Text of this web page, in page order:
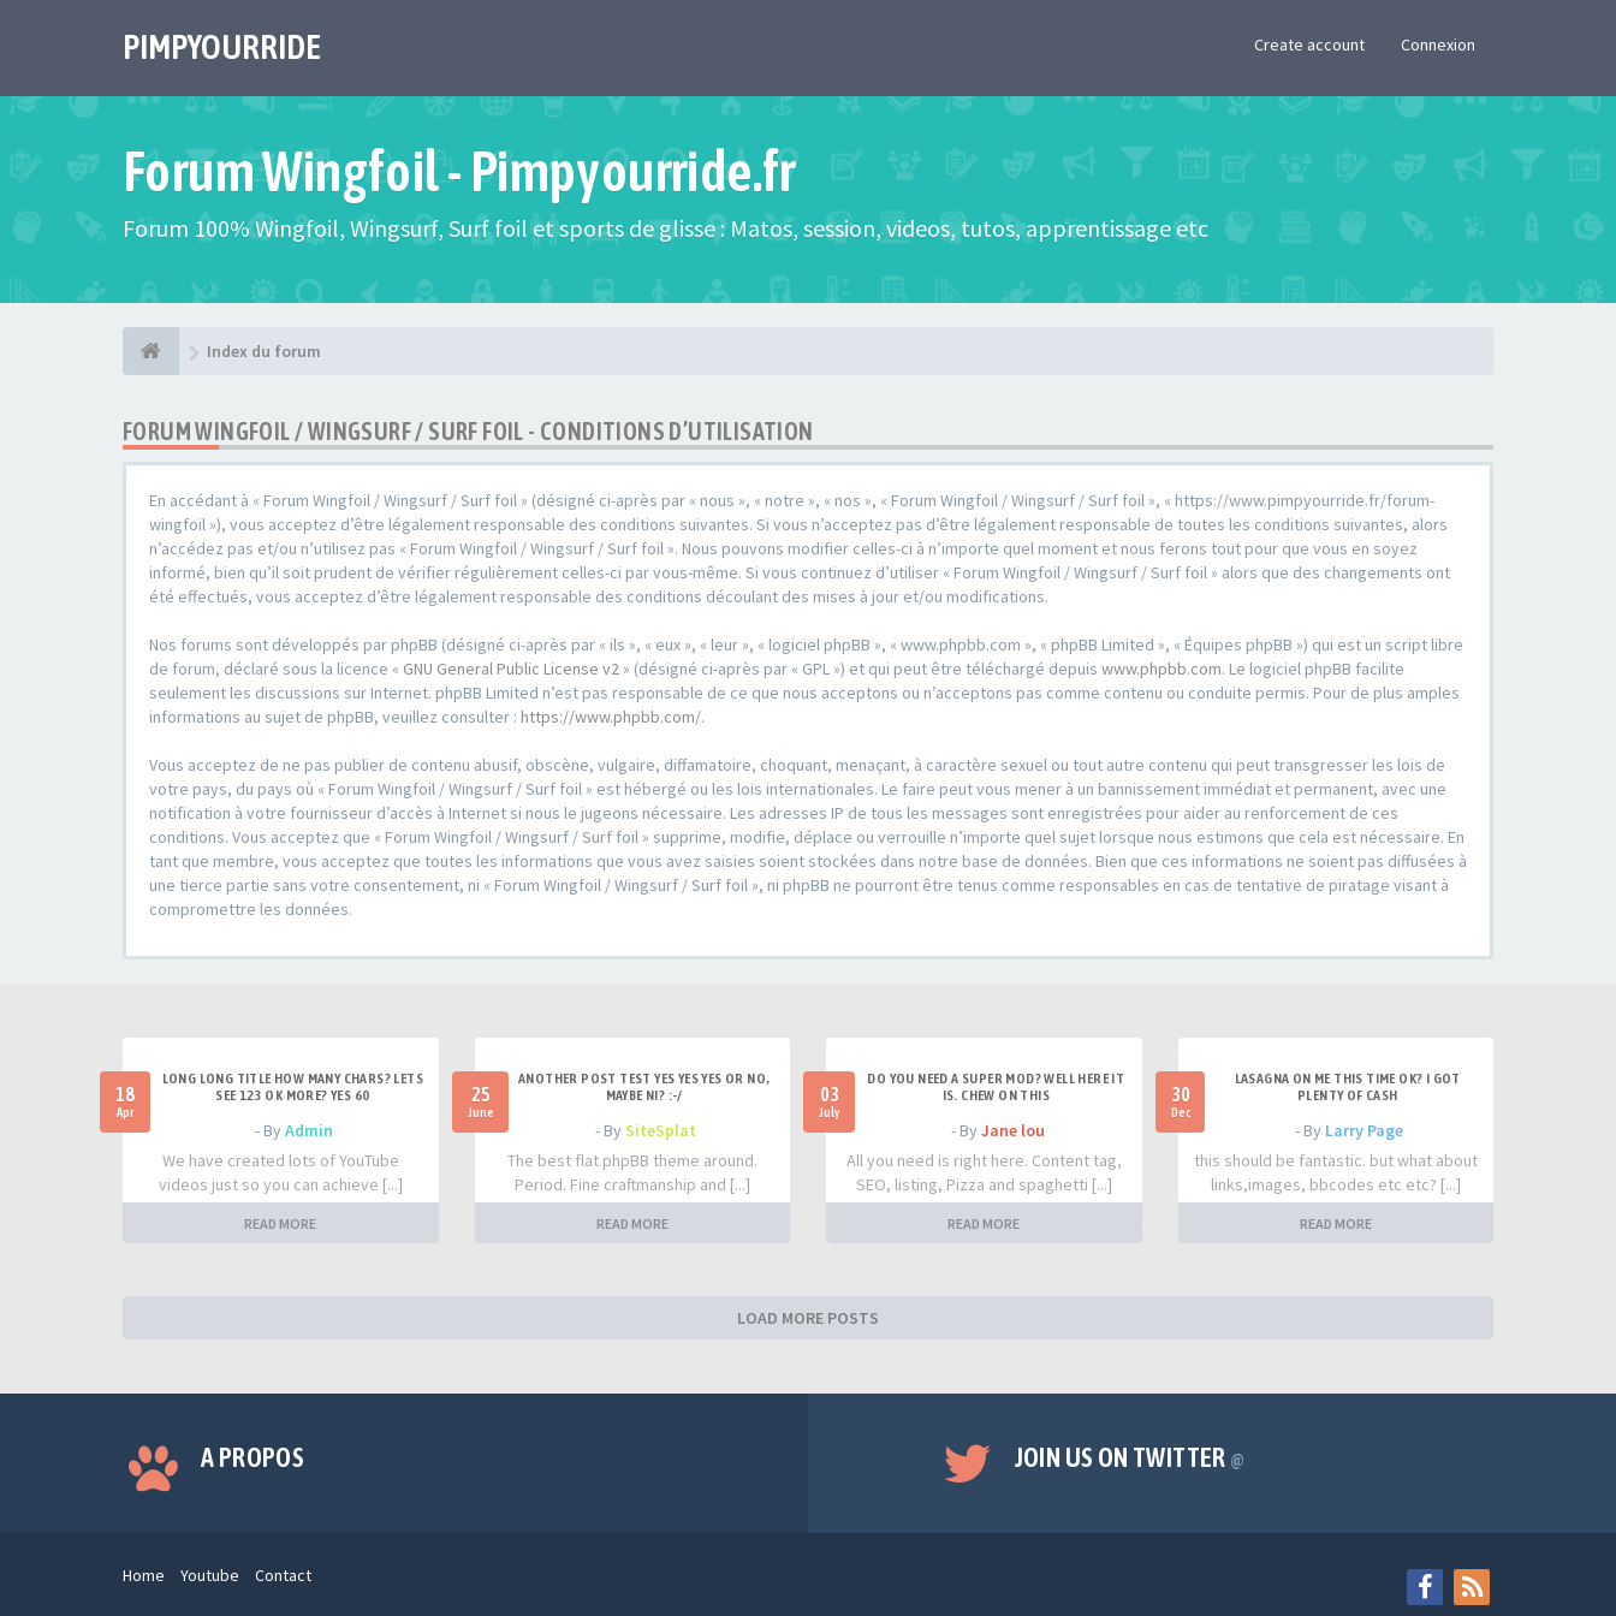
PIMPYOURRIDE Create account Connexion
Forum Wingfoil - Pimpyourride.fr
Forum 100% Wingfoil, Wingsurf, Surf foil et sports de glisse : Matos, session, videos, tutos, apprentissage etc
Index du forum
FORUM WINGFOIL / WINGSURF / SURF FOIL - CONDITIONS D’UTILISATION
En accédant à « Forum Wingfoil / Wingsurf / Surf foil » (désigné ci-après par « nous », « notre », « nos », « Forum Wingfoil / Wingsurf / Surf foil », « https://www.pimpyourride.fr/forum-
wingfoil »), vous acceptez d’être légalement responsable des conditions suivantes. Si vous n’acceptez pas d’être légalement responsable de toutes les conditions suivantes, alors
n’accédez pas et/ou n’utilisez pas « Forum Wingfoil / Wingsurf / Surf foil ». Nous pouvons modifier celles-ci à n’importe quel moment et nous ferons tout pour que vous en soyez
informé, bien qu’il soit prudent de vérifier régulièrement celles-ci par vous-même. Si vous continuez d’utiliser « Forum Wingfoil / Wingsurf / Surf foil » alors que des changements ont
été effectués, vous acceptez d’être légalement responsable des conditions découlant des mises à jour et/ou modifications.
Nos forums sont développés par phpBB (désigné ci-après par « ils », « eux », « leur », « logiciel phpBB », « www.phpbb.com », « phpBB Limited », « Équipes phpBB ») qui est un script libre
de forum, déclaré sous la licence « GNU General Public License v2 » (désigné ci-après par « GPL ») et qui peut être téléchargé depuis www.phpbb.com. Le logiciel phpBB facilite
seulement les discussions sur Internet. phpBB Limited n’est pas responsable de ce que nous acceptons ou n’acceptons pas comme contenu ou conduite permis. Pour de plus amples
informations au sujet de phpBB, veuillez consulter : https://www.phpbb.com/.
Vous acceptez de ne pas publier de contenu abusif, obscène, vulgaire, diffamatoire, choquant, menaçant, à caractère sexuel ou tout autre contenu qui peut transgresser les lois de
votre pays, du pays où « Forum Wingfoil / Wingsurf / Surf foil » est hébergé ou les lois internationales. Le faire peut vous mener à un bannissement immédiat et permanent, avec une
notification à votre fournisseur d’accès à Internet si nous le jugeons nécessaire. Les adresses IP de tous les messages sont enregistrées pour aider au renforcement de ces
conditions. Vous acceptez que « Forum Wingfoil / Wingsurf / Surf foil » supprime, modifie, déplace ou verrouille n’importe quel sujet lorsque nous estimons que cela est nécessaire. En
tant que membre, vous acceptez que toutes les informations que vous avez saisies soient stockées dans notre base de données. Bien que ces informations ne soient pas diffusées à
une tierce partie sans votre consentement, ni « Forum Wingfoil / Wingsurf / Surf foil », ni phpBB ne pourront être tenus comme responsables en cas de tentative de piratage visant à
compromettre les données.
18
Apr
LONG LONG TITLE HOW MANY CHARS? LETS
SEE 123 OK MORE? YES 60
- ByAdmin
We have created lots of YouTube
videos just so you can achieve [...]
READ MORE
25
June
ANOTHER POST TEST YES YES YES OR NO,
MAYBE NI? :-/
- BySiteSplat
The best flat phpBB theme around.
Period. Fine craftmanship and [...]
READ MORE
03
July
DO YOU NEED A SUPER MOD? WELL HERE IT
IS. CHEW ON THIS
- By Jane lou
All you need is right here. Content tag,
SEO, listing, Pizza and spaghetti [...]
READ MORE
30
Dec
LASAGNA ON ME THIS TIME OK? I GOT
PLENTY OF CASH
- By Larry Page
this should be fantastic. but what about
links,images, bbcodes etc etc? [...]
READ MORE
LOAD MORE POSTS
A PROPOS JOIN US ON TWITTER @
Home Youtube Contact